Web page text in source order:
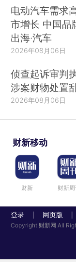
电动汽车需求
市增长 中国品
出海·汽车
2026年08月06日
侦查起诉审判
涉案财物处置
2026年08月06日
财新移动
财新 财新周
登录 网页版
Copyright 财新网 All